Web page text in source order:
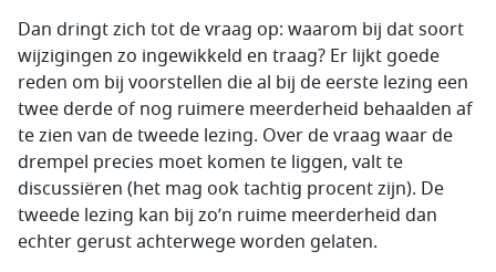
Dan dringt zich tot de vraag op: waarom bij dat soort
wijzigingen zo ingewikkeld en traag? Er lijkt goede
reden om bij voorstellen die al bij de eerste lezing een
twee derde of nog ruimere meerderheid behaalden af
te zien van de tweede lezing. Over de vraag waar de
drempel precies moet komen te liggen, valt te
discussiëren (het mag ook tachtig procent zijn). De
tweede lezing kan bij zo’n ruime meerderheid dan
echter gerust achterwege worden gelaten.